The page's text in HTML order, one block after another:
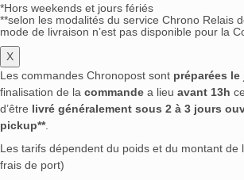
*Hors weekends et jours fériés
**selon les modalités du service Chrono Relais
mode de livraison n’est pas disponible pour la
X
Les commandes Chronopost sont préparées le
finalisation de la commande a lieu avant 13h
d’être livré généralement sous 2 à 3 jours
pickup**.
Les tarifs dépendent du poids et du montant de
frais de port)